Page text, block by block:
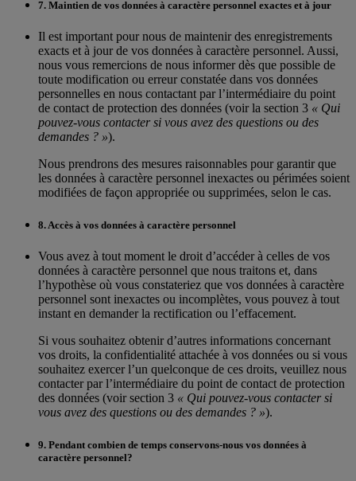
7. Maintien de vos données à caractère personnel exactes et à jour
Il est important pour nous de maintenir des enregistrements
exacts et à jour de vos données à caractère personnel. Aussi,
nous vous remercions de nous informer dès que possible de
toute modification ou erreur constatée dans vos données
personnelles en nous contactant par l’intermédiaire du point
de contact de protection des données (voir la section 3 « Qui
pouvez-vous contacter si vous avez des questions ou des
demandes ? »).
Nous prendrons des mesures raisonnables pour garantir que
les données à caractère personnel inexactes ou périmées soient
modifiées de façon appropriée ou supprimées, selon le cas.
8. Accès à vos données à caractère personnel
Vous avez à tout moment le droit d’accéder à celles de vos
données à caractère personnel que nous traitons et, dans
l’hypothèse où vous constateriez que vos données à caractère
personnel sont inexactes ou incomplètes, vous pouvez à tout
instant en demander la rectification ou l’effacement.
Si vous souhaitez obtenir d’autres informations concernant
vos droits, la confidentialité attachée à vos données ou si vous
souhaitez exercer l’un quelconque de ces droits, veuillez nous
contacter par l’intermédiaire du point de contact de protection
des données (voir section 3 « Qui pouvez-vous contacter si
vous avez des questions ou des demandes ? »).
9. Pendant combien de temps conservons-nous vos données à
caractère personnel?